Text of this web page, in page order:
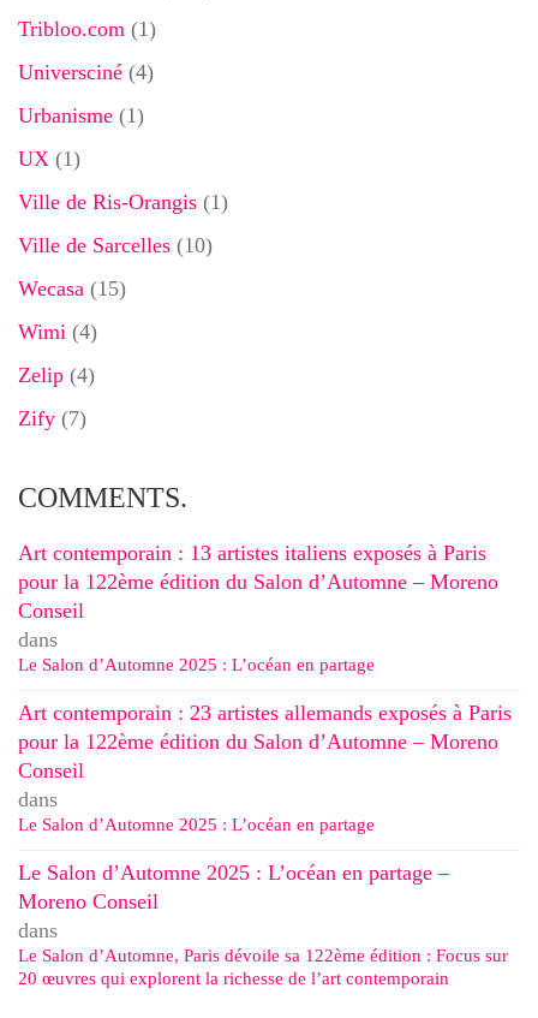
Tribloo.com (1)
Universciné (4)
Urbanisme (1)
UX (1)
Ville de Ris-Orangis (1)
Ville de Sarcelles (10)
Wecasa (15)
Wimi (4)
Zelip (4)
Zify (7)
COMMENTS.
Art contemporain : 13 artistes italiens exposés à Paris
pour la 122ème édition du Salon d’Automne – Moreno
Conseil
dans
Le Salon d’Automne 2025 : L’océan en partage
Art contemporain : 23 artistes allemands exposés à Paris
pour la 122ème édition du Salon d’Automne – Moreno
Conseil
dans
Le Salon d’Automne 2025 : L’océan en partage
Le Salon d’Automne 2025 : L’océan en partage –
Moreno Conseil
dans
Le Salon d’Automne, Paris dévoile sa 122ème édition : Focus sur
20 œuvres qui explorent la richesse de l’art contemporain